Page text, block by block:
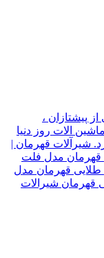
بهداشتی قهرمان ،یکی از پیشتازان ،
الات روز دنیا
بسزایی دارد. شیرآلات قهرمان |
قهرمان مدل فلت
طلایی قهرمان مدل
قهرمان شیرالات